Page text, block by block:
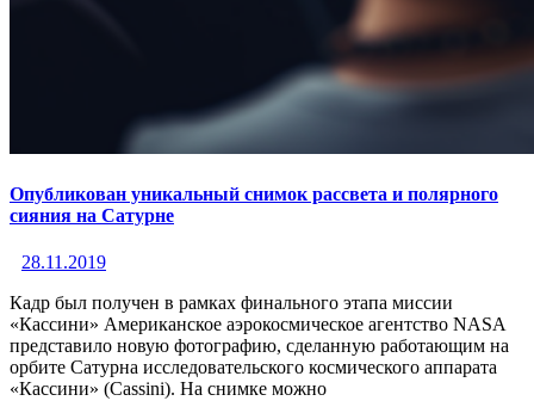
Опубликован уникальный снимок рассвета и полярного
сияния на Сатурне
28.11.2019
Кадр был получен в рамках финального этапа миссии
«Кассини» Американское аэрокосмическое агентство NASA
представило новую фотографию, сделанную работающим на
орбите Сатурна исследовательского космического аппарата
«Кассини» (Cassini). На снимке можно